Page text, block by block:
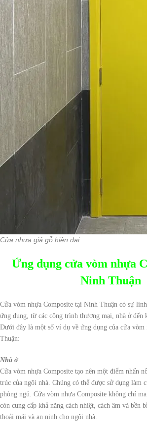
Cửa nhựa giả gỗ hiện đại
Ứng dụng cửa vòm nhựa
Ninh Thuận
Cửa vòm nhựa Composite tại Ninh Thuận có sự
ứng dụng, từ các công trình thương mại, nhà ở đến
Dưới đây là một số ví dụ về ứng dụng của cửa
Thuận:
Nhà ở
Cửa vòm nhựa Composite tạo nên một điểm nhấn
trúc của ngôi nhà. Chúng có thể được sử dụng làm
phòng ngủ. Cửa vòm nhựa Composite không chỉ
còn cung cấp khả năng cách nhiệt, cách âm và bền
thoải mái và an ninh cho ngôi nhà.